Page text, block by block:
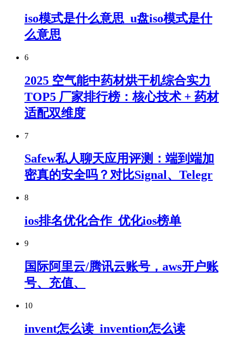
iso模式是什么意思_u盘iso模式是什
么意思
6
2025 空气能中药材烘干机综合实力
TOP5 厂家排行榜：核心技术 + 药材
适配双维度
7
Safew私人聊天应用评测：端到端加
密真的安全吗？对比Signal、Telegr
8
ios排名优化合作_优化ios榜单
9
国际阿里云/腾讯云账号，aws开户账
号、充值、
10
invent怎么读_invention怎么读